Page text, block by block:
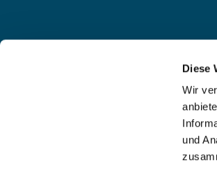
Diese
Wir
und